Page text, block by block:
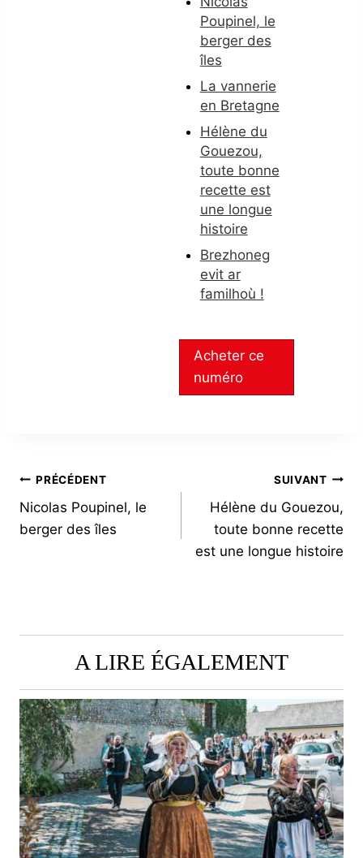
Poupinel, le
berger des
îles
La vannerie
en Bretagne
Hélène du
Gouezou,
toute bonne
recette est
une longue
histoire
Brezhoneg
evit ar
familhoù !
Acheter ce
numéro
NAVIGATION
DE
PRÉCÉDENT
Nicolas Poupinel, le
berger des îles
SUIVANT
Hélène du Gouezou,
toute bonne recette
est une longue histoire
A LIRE ÉGALEMENT